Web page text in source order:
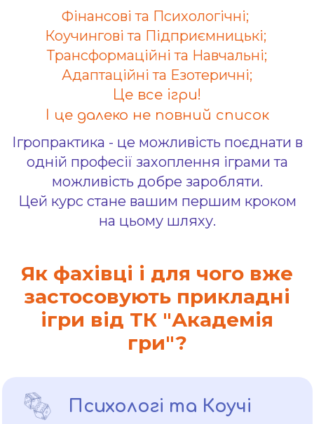
Фінансові та Психологічні;
Коучингові та Підприємницькі;
Трансформаційні та Навчальні;
Адаптаційні та Езотеричні;
Це все ігри!
І це далеко не повний список
Ігропрактика - це можливість поєднати в
одній професії захоплення іграми та
можливість добре заробляти.
Цей курс стане вашим першим кроком
на цьому шляху.
Як фахівці і для чого вже
застосовують прикладні
ігри від ТК "Академія
гри"?
Психологі та Коучі